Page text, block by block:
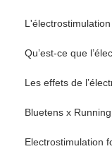
Qu’est-ce que
Les effets de
Bluetens x
Electrostimulation